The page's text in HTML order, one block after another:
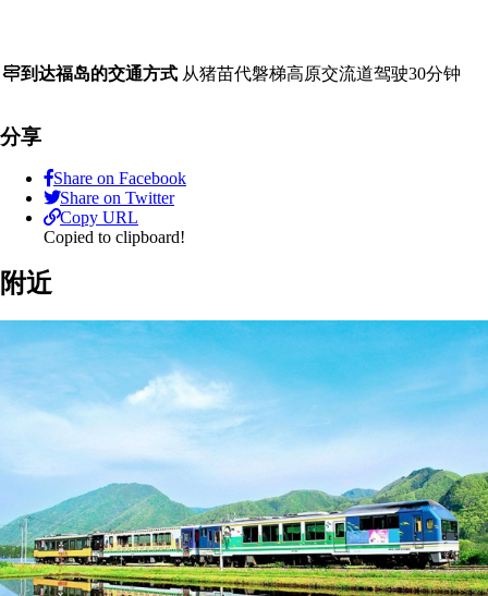
Details到达福岛的交通方式 从猪苗代磐梯高原交流道驾驶30分钟
分享
Share on Facebook
Share on Twitter
Copy URL
Copied to clipboard!
附近